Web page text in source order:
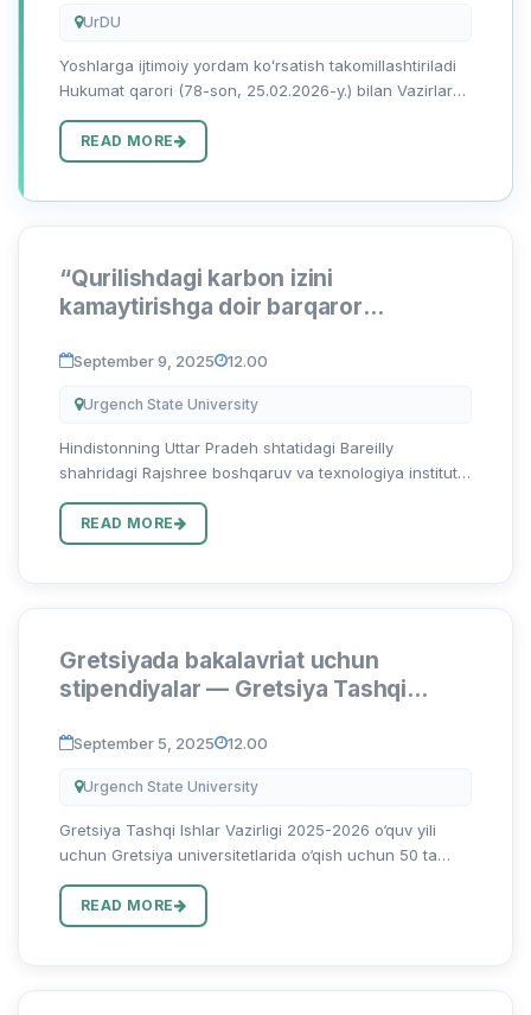
UrDU
Yoshlarga ijtimoiy yordam koʻrsatish takomillashtiriladi
Hukumat qarori (78-son, 25.02.2026-y.) bilan Vazirlar
oʻzgartirish va qoʻshimchalar kiritildi. Unga koʻra, “Yos...
READ MORE
“Qurilishdagi karbon izini
kamaytirishga doir barqaror
konferensiya
September 9, 2025 12.00
Urgench State University
Hindistonning Uttar Pradeh shtatidagi Bareilly
shahridagi Rajshree boshqaruv va texnologiya instituti
ikki kunlik “Qurilishdagi karbon izini kamaytirishga doir
barq...
READ MORE
Gretsiyada bakalavriat uchun
stipendiyalar — Gretsiya Tashqi
o‘quv yili
September 5, 2025 12.00
Urgench State University
Gretsiya Tashqi Ishlar Vazirligi 2025-2026 o‘quv yili
uchun Gretsiya universitetlarida o‘qish uchun 50 ta
taqdim etishini e’lon qiladi. Ushbu dastur xorijiy fuqar...
READ MORE